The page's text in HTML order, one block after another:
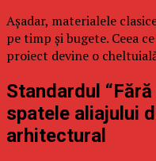
Așadar, materialele
pe timp și bugete. Ceea
proiect devine o
Standardul
spatele aliajului
arhitectural